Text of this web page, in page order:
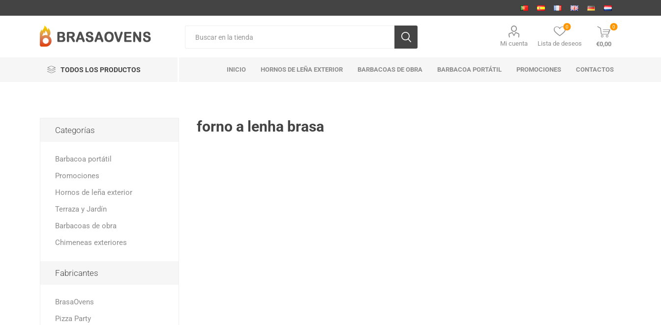
Mi cuenta Lista de deseos
0 0
€0,00
TODOS LOS PRODUCTOS INICIO HORNOS DE LEÑA EXTERIOR BARBACOAS DE OBRA BARBACOA PORTÁTIL PROMOCIONES CONTACTOS
forno a lenha brasa
Categorías
Barbacoa portátil
Promociones
Hornos de leña exterior
Terraza y Jardín
Barbacoas de obra
Chimeneas exteriores
Fabricantes
BrasaOvens
Pizza Party